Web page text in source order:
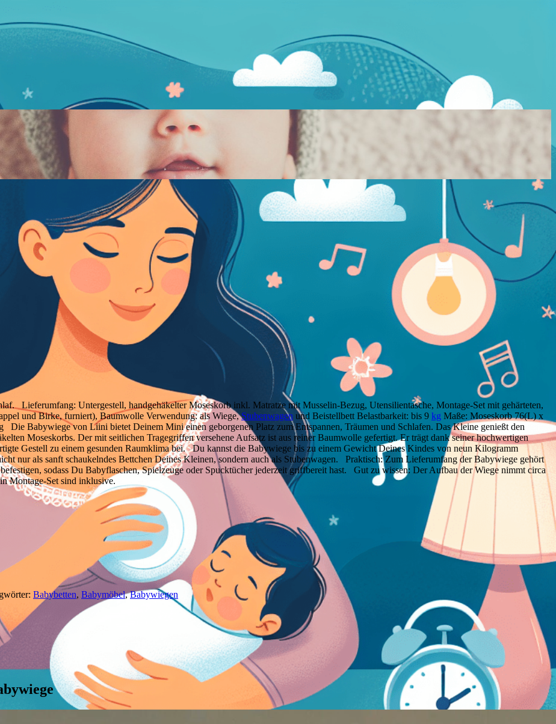
Lieferumfang: Untergestell, handgehäkelter Moseskorb inkl. Matratze mit Musselin-Bezug, Utensilientasche, Montage-Set mit gehärteten,
und Birke, furniert), Baumwolle Verwendung: als Wiege,Stubenwagen und Beistellbett Belastbarkeit: bis 9 kg Maße: Moseskorb 76(L) x
Babywiege von Liini bietet Deinem Mini einen geborgenen Platz zum Entspannen, Träumen und Schlafen. Das Kleine genießt den
Moseskorbs. Der mit seitlichen Tragegriffen versehene Aufsatz ist aus reiner Baumwolle gefertigt. Er trägt dank seiner hochwertigen
Gestell zu einem gesunden Raumklima bei. Du kannst die Babywiege bis zu einem Gewicht Deines Kindes von neun Kilogramm
nur als sanft schaukelndes Bettchen Deines Kleinen, sondern auch als Stubenwagen. Praktisch: Zum Lieferumfang der Babywiege gehört
sodass Du Babyflaschen, Spielzeuge oder Spucktücher jederzeit griffbereit hast. Gut zu wissen: Der Aufbau der Wiege nimmt circa
Montage-Set sind inklusive.
Babybetten, Babymöbel,Babywiegen